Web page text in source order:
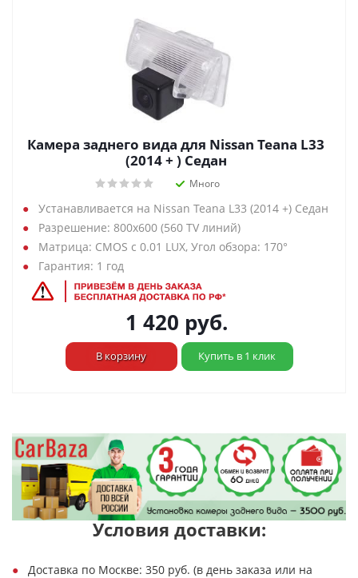
Камера заднего вида для Nissan Teana L33
(2014 + ) Седан
Много
Устанавливается на Nissan Teana L33 (2014 +) Седан
Разрешение: 800х600 (560 TV линий)
Матрица: CMOS с 0.01 LUX, Угол обзора: 170°
Гарантия: 1 год
1 420 руб.
В корзину Купить в 1 клик
Условия доставки:
Доставка по Москве: 350 руб. (в день заказа или на